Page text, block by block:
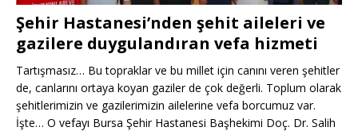
Şehir Hastanesi’nden şehit aileleri ve
gazilere duygulandıran vefa hizmeti
Tartışmasız… Bu topraklar ve bu millet için canını veren şehitler
de, canlarını ortaya koyan gaziler de çok değerli. Toplum olarak
şehitlerimizin ve gazilerimizin ailelerine vefa borcumuz var.
İşte… O vefayı Bursa Şehir Hastanesi Başhekimi Doç. Dr. Salih